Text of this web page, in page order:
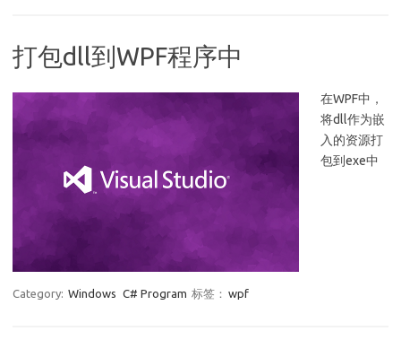
打包dll到WPF程序中
在WPF中，
将dll作为嵌
入的资源打
包到exe中
Category: Windows C# Program 标签： wpf